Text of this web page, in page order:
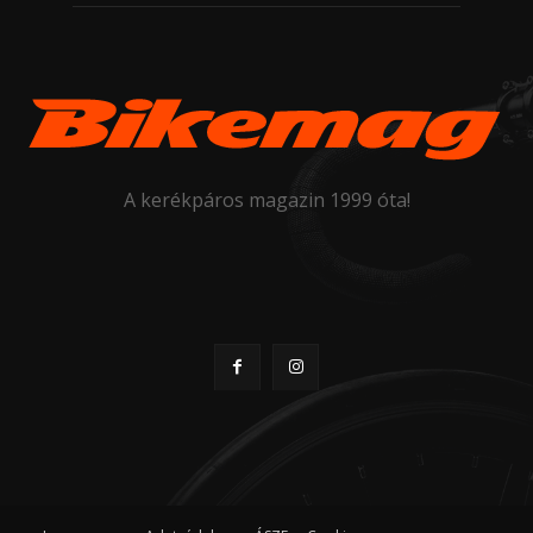
A kerékpáros magazin 1999 óta!